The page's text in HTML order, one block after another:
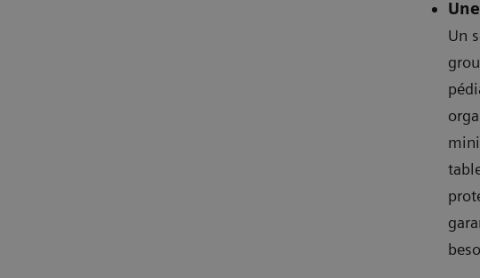
Un
mini